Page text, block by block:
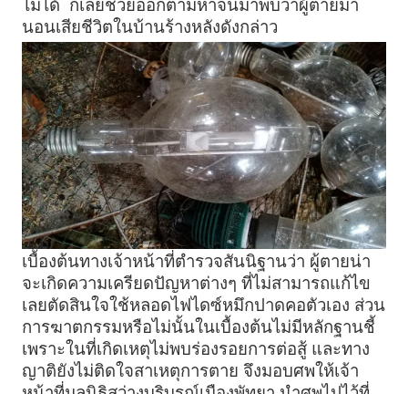
นอนเสียชีวิตในบ้านร้างหลังดังกล่าว
เบื้องต้นทางเจ้าหน้าที่ตำรวจสันนิฐานว่า ผู้ตายน่า
จะเกิดความเครียดปัญหาต่างๆ ที่ไม่สามารถแก้ไข
เลยตัดสินใจใช้หลอดไฟไดซ์หมึกปาดคอตัวเอง ส่วน
การฆาตกรรมหรือไม่นั้นในเบื้องต้นไม่มีหลักฐานชี้
เพราะในที่เกิดเหตุไม่พบร่องรอยการต่อสู้ และทาง
ญาติยังไม่ติดใจสาเหตุการตาย จึงมอบศพให้เจ้า